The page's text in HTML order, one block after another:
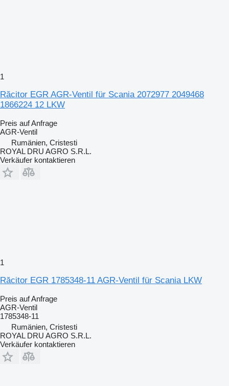
1
Răcitor EGR AGR-Ventil für Scania 2072977 2049468
1866224 12 LKW
Preis auf Anfrage
AGR-Ventil
Rumänien, Cristesti
ROYAL DRU AGRO S.R.L.
Verkäufer kontaktieren
1
Răcitor EGR 1785348-11 AGR-Ventil für Scania LKW
Preis auf Anfrage
AGR-Ventil
1785348-11
Rumänien, Cristesti
ROYAL DRU AGRO S.R.L.
Verkäufer kontaktieren